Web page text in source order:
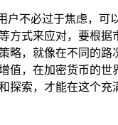
户不必过于焦虑，可
方式来应对，要根据
略，就像在不同的路
值，在加密货币的世
探索，才能在这个充